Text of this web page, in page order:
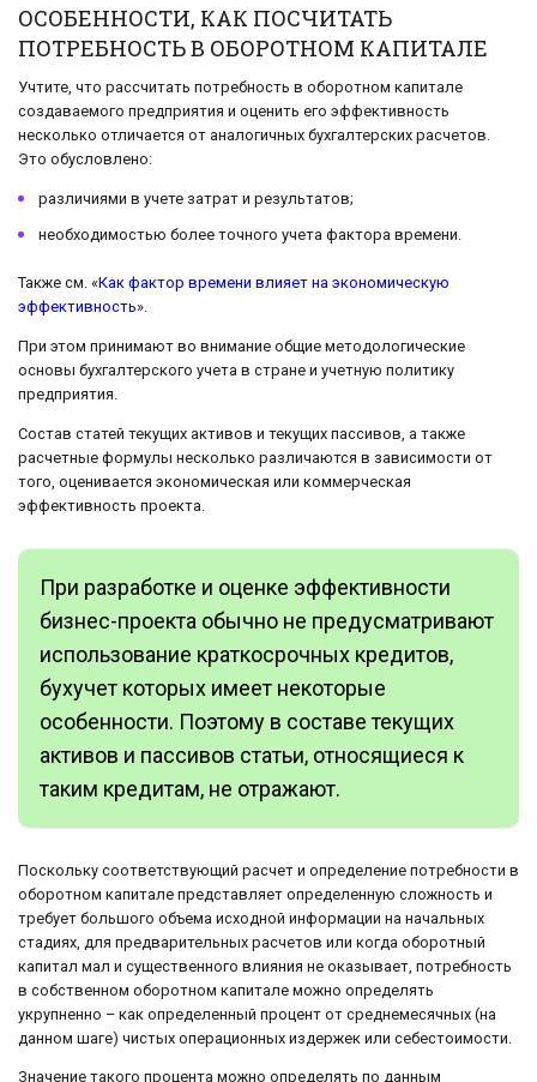
ОСОБЕННОСТИ, КАК ПОСЧИТАТЬ
ПОТРЕБНОСТЬ В ОБОРОТНОМ КАПИТАЛЕ
Учтите, что рассчитать потребность в оборотном капитале
создаваемого предприятия и оценить его эффективность
несколько отличается от аналогичных бухгалтерских расчетов.
Это обусловлено:
различиями в учете затрат и результатов;
необходимостью более точного учета фактора времени.
Также см. «Как фактор времени влияет на экономическую
эффективность».
При этом принимают во внимание общие методологические
основы бухгалтерского учета в стране и учетную политику
предприятия.
Состав статей текущих активов и текущих пассивов, а также
расчетные формулы несколько различаются в зависимости от
того, оценивается экономическая или коммерческая
эффективность проекта.
При разработке и оценке эффективности
бизнес-проекта обычно не предусматривают
использование краткосрочных кредитов,
бухучет которых имеет некоторые
особенности. Поэтому в составе текущих
активов и пассивов статьи, относящиеся к
таким кредитам, не отражают.
Поскольку соответствующий расчет и определение потребности в
оборотном капитале представляет определенную сложность и
требует большого объема исходной информации на начальных
стадиях, для предварительных расчетов или когда оборотный
капитал мал и существенного влияния не оказывает, потребность
в собственном оборотном капитале можно определять
укрупненно – как определенный процент от среднемесячных (на
данном шаге) чистых операционных издержек или себестоимости.
Значение такого процента можно определять по данным